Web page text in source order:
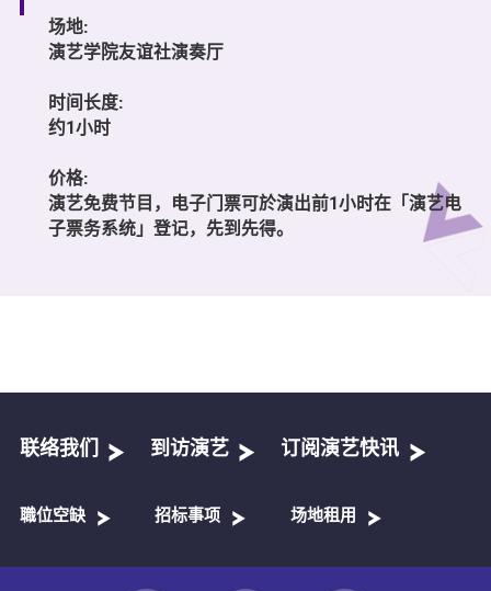
场地:
演艺学院友谊社演奏厅
时间长度:
约1小时
价格:
演艺免费节目，电子门票可於演出前1小时在「演艺电
子票务系统」登记，先到先得。
联络我们 到访演艺 订阅演艺快讯
職位空缺 招标事项 场地租用